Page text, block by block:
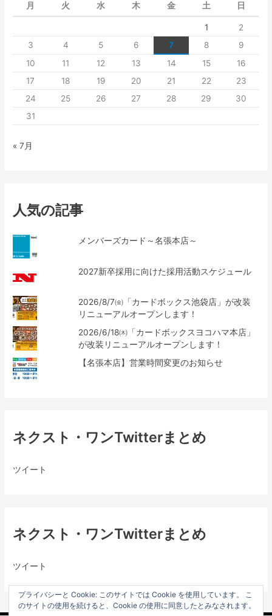
月 火 水 木 金 土 日
1
2
3
4 5 6 7 8
9
10
11 12 13 14 15
16
17
18 19 20 21 22
23
24
25 26 27 28 29
30
31
« 7月
人気の記事
メンバーズカード～名張本店～
2027新卒採用に向けた採用活動スケジュール
2026/8/7㈮「カードボックス池袋店」が改装
リニューアルオープンします！
2026/6/18㈭「カードボックスヨコハマ本店」
が改装リニューアルオープンします！
【名張本店】営業時間変更のお知らせ
ネクスト・ワンTwitterまとめ
ツイート
ネクスト・ワンTwitterまとめ
ツイート
プライバシーと Cookie: このサイトでは Cookie を使用しています。 こ
のサイトの使用を続けると、Cookie の使用に同意したとみなされます。